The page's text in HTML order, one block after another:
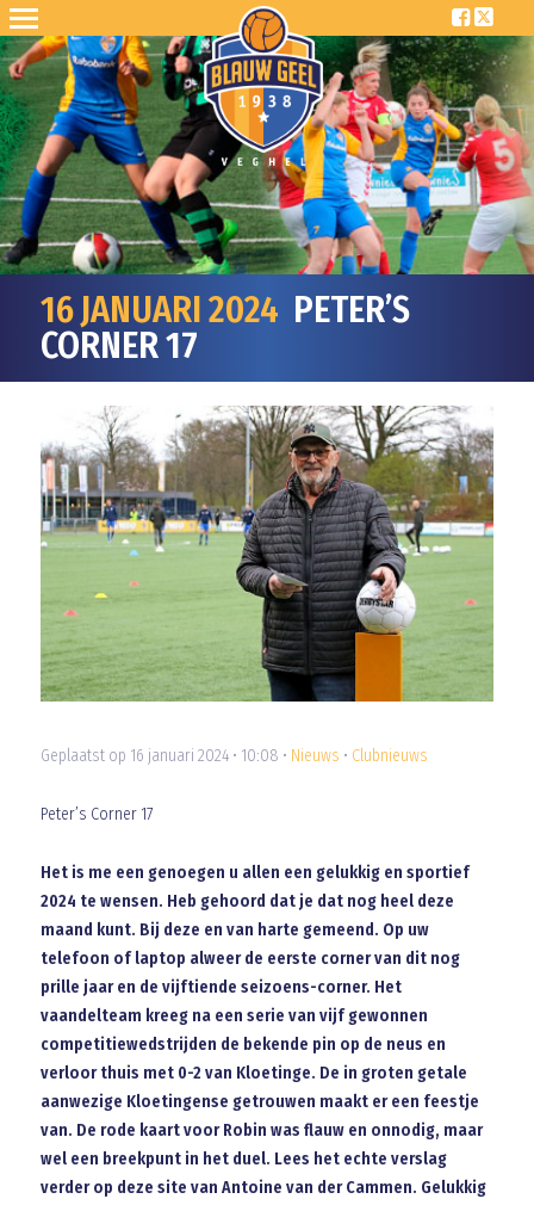
16 JANUARI 2024 PETER’S
CORNER 17
Geplaatst op 16 januari 2024 • 10:08 • Nieuws • Clubnieuws
Peter’s Corner 17
Het is me een genoegen u allen een gelukkig en sportief
2024 te wensen. Heb gehoord dat je dat nog heel deze
maand kunt. Bij deze en van harte gemeend. Op uw
telefoon of laptop alweer de eerste corner van dit nog
prille jaar en de vijftiende seizoens-corner. Het
vaandelteam kreeg na een serie van vijf gewonnen
competitiewedstrijden de bekende pin op de neus en
verloor thuis met 0-2 van Kloetinge. De in groten getale
aanwezige Kloetingense getrouwen maakt er een feestje
van. De rode kaart voor Robin was flauw en onnodig, maar
wel een breekpunt in het duel. Lees het echte verslag
verder op deze site van Antoine van der Cammen. Gelukkig